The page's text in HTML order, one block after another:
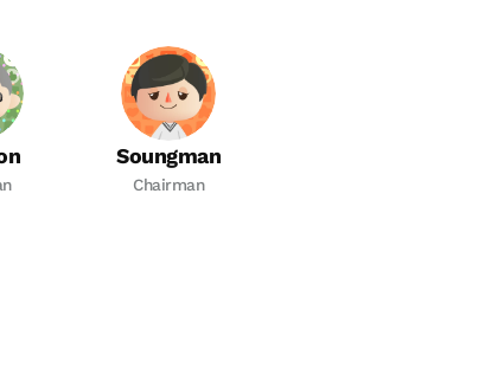
Soungman
Chairman